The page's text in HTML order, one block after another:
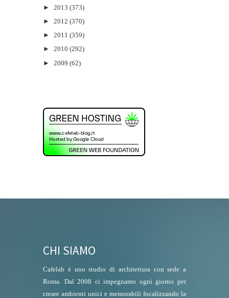
► 2013 (373)
► 2012 (370)
► 2011 (359)
► 2010 (292)
► 2009 (62)
CHI SIAMO
Cafelab è uno studio di architettura con sede a
Roma. Dal 2008 ci impegnamo ogni giorno per
creare ambienti unici e memorabili focalizzando la